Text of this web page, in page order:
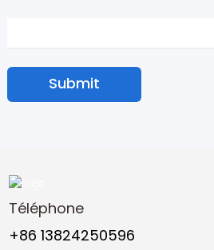
Submit
Téléphone
+86 13824250596